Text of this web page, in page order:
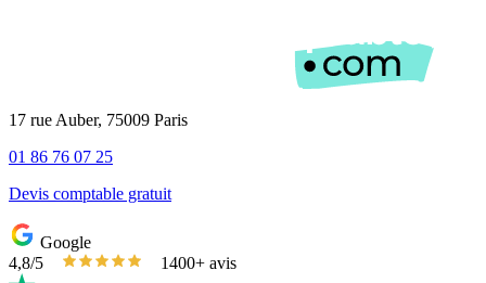
17 rue Auber, 75009 Paris
01 86 76 07 25
Devis comptable gratuit
Google
4,8/5
1400+ avis